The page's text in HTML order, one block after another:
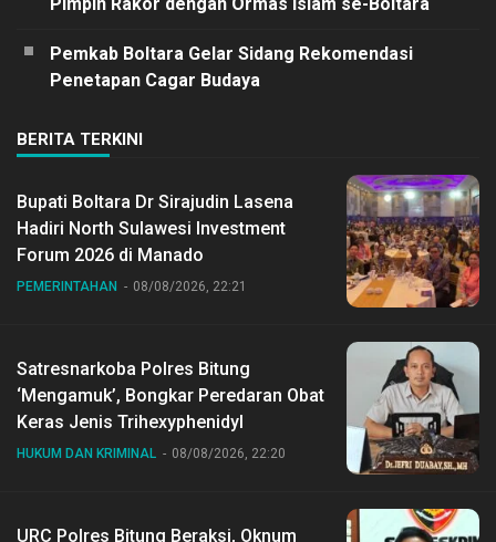
Pemkab Boltara Gelar Sidang Rekomendasi
Penetapan Cagar Budaya
BERITA TERKINI
Bupati Boltara Dr Sirajudin Lasena
Hadiri North Sulawesi Investment
Forum 2026 di Manado
PEMERINTAHAN 08/08/2026, 22:21
Satresnarkoba Polres Bitung
‘Mengamuk’, Bongkar Peredaran Obat
Keras Jenis Trihexyphenidyl
HUKUM DAN KRIMINAL 08/08/2026, 22:20
URC Polres Bitung Beraksi, Oknum